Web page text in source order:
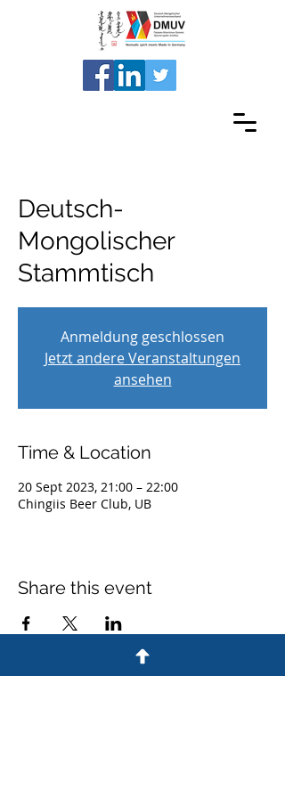
Deutsch-
Mongolischer
Stammtisch
Anmeldung geschlossen
Jetzt andere Veranstaltungen
ansehen
Time & Location
20 Sept 2023, 21:00 – 22:00
Chingiis Beer Club, UB
Share this event